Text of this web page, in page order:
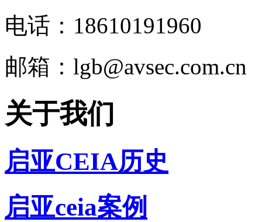
电话：18610191960
邮箱：lgb@avsec.com.cn
关于我们
启亚CEIA历史
启亚ceia案例